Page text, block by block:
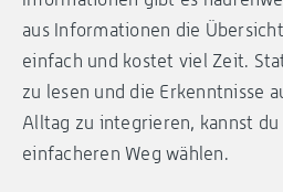
aus Informationen die
einfach und kostet viel Zeit.
zu lesen und die Erkenntnisse
Alltag zu integrieren, kannst
einfacheren Weg wählen.